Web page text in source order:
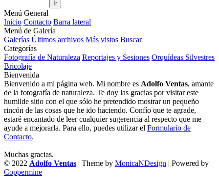
Ir
Menú General
Inicio Contacto Barra lateral
Menú de Galería
Galerías Últimos archivos Más vistos Buscar
Categorías
Fotografía de Naturaleza Reportajes y Sesiones Orquídeas Silvestres
Bricolaje
Bienvenida
Bienvenido a mi página web. Mi nombre es Adolfo Ventas, amante
de la fotografía de naturaleza. Te doy las gracias por visitar este
humilde sitio con el que sólo he pretendido mostrar un pequeño
rincón de las cosas que he ido haciendo. Confío que te agrade,
estaré encantado de leer cualquier sugerencia al respecto que me
ayude a mejorarla. Para ello, puedes utilizar el Formulario de
Contacto.
Muchas gracias.
© 2022 Adolfo Ventas | Theme by MonicaNDesign | Powered by
Coppermine